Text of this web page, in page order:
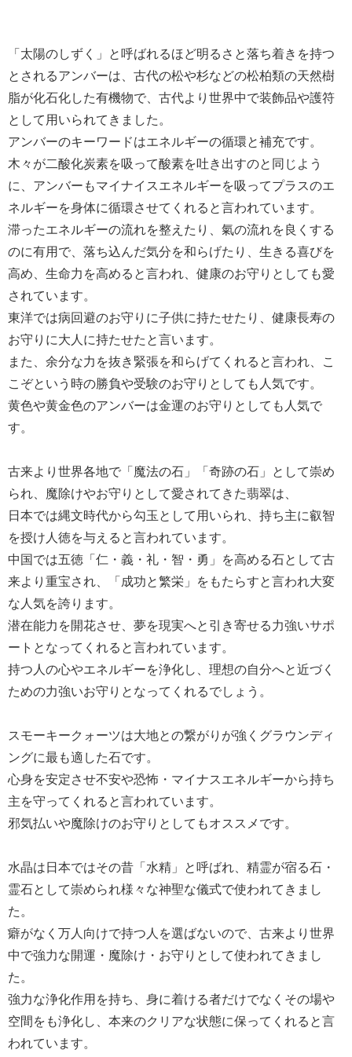
「太陽のしずく」と呼ばれるほど明るさと落ち着きを持つ
とされるアンバーは、古代の松や杉などの松柏類の天然樹
脂が化石化した有機物で、古代より世界中で装飾品や護符
として用いられてきました。
アンバーのキーワードはエネルギーの循環と補充です。
木々が二酸化炭素を吸って酸素を吐き出すのと同じよう
に、アンバーもマイナイスエネルギーを吸ってプラスのエ
ネルギーを身体に循環させてくれると言われています。
滞ったエネルギーの流れを整えたり、氣の流れを良くする
のに有用で、落ち込んだ気分を和らげたり、生きる喜びを
高め、生命力を高めると言われ、健康のお守りとしても愛
されています。
東洋では病回避のお守りに子供に持たせたり、健康長寿の
お守りに大人に持たせたと言います。
また、余分な力を抜き緊張を和らげてくれると言われ、こ
こぞという時の勝負や受験のお守りとしても人気です。
黄色や黄金色のアンバーは金運のお守りとしても人気で
す。
古来より世界各地で「魔法の石」「奇跡の石」として崇め
られ、魔除けやお守りとして愛されてきた翡翠は、
日本では縄文時代から勾玉として用いられ、持ち主に叡智
を授け人徳を与えると言われています。
中国では五徳「仁・義・礼・智・勇」を高める石として古
来より重宝され、「成功と繁栄」をもたらすと言われ大変
な人気を誇ります。
潜在能力を開花させ、夢を現実へと引き寄せる力強いサポ
ートとなってくれると言われています。
持つ人の心やエネルギーを浄化し、理想の自分へと近づく
ための力強いお守りとなってくれるでしょう。
スモーキークォーツは大地との繋がりが強くグラウンディ
ングに最も適した石です。
心身を安定させ不安や恐怖・マイナスエネルギーから持ち
主を守ってくれると言われています。
邪気払いや魔除けのお守りとしてもオススメです。
水晶は日本ではその昔「水精」と呼ばれ、精霊が宿る石・
霊石として崇められ様々な神聖な儀式で使われてきまし
た。
癖がなく万人向けで持つ人を選ばないので、古来より世界
中で強力な開運・魔除け・お守りとして使われてきまし
た。
強力な浄化作用を持ち、身に着ける者だけでなくその場や
空間をも浄化し、本来のクリアな状態に保ってくれると言
われています。